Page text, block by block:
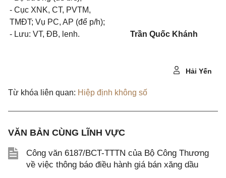
- Cục XNK, CT, PVTM,
TMĐT; Vụ PC, AP (để p/h);
- Lưu: VT, ĐB, lenh. Trần Quốc Khánh
Hải Yến
Từ khóa liên quan: Hiệp định không số
VĂN BẢN CÙNG LĨNH VỰC
Công văn 6187/BCT-TTTN của Bộ Công Thương
về việc thông báo điều hành giá bán xăng dầu